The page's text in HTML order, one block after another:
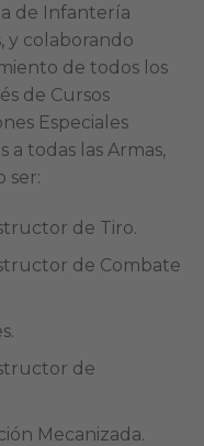
de Infantería
y colaborando
de todos los
de Cursos
Especiales
todas las Armas,
ser:
de Tiro.
de Combate
de
Mecanizada.